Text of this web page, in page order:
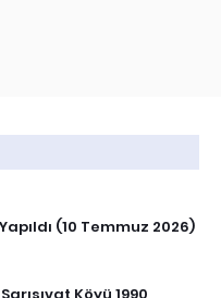
(10 Temmuz 2026)